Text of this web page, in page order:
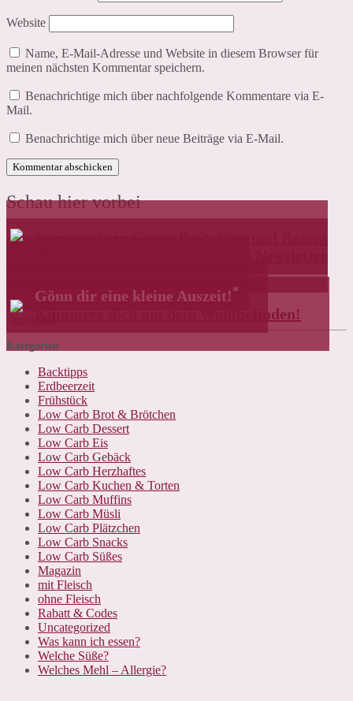
Website
Name, E-Mail-Adresse und Website in diesem Browser für
meinen nächsten Kommentar speichern.
Benachrichtige mich über nachfolgende Kommentare via E-
Mail.
Benachrichtige mich über neue Beiträge via E-Mail.
Schau hier vorbei
Gönn dir eine kleine Auszeit!*
Kümmere dich um dein Wohlbefinden!
Kategorien
Backtipps
Erdbeerzeit
Frühstück
Low Carb Brot & Brötchen
Low Carb Dessert
Low Carb Eis
Low Carb Gebäck
Low Carb Herzhaftes
Low Carb Kuchen & Torten
Low Carb Muffins
Low Carb Müsli
Low Carb Plätzchen
Low Carb Snacks
Low Carb Süßes
Magazin
mit Fleisch
ohne Fleisch
Rabatt & Codes
Uncategorized
Was kann ich essen?
Welche Süße?
Welches Mehl – Allergie?